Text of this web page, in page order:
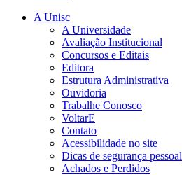
A Unisc
A Universidade
Avaliação Institucional
Concursos e Editais
Editora
Estrutura Administrativa
Ouvidoria
Trabalhe Conosco
VoltarE
Contato
Acessibilidade no site
Dicas de segurança pessoal
Achados e Perdidos